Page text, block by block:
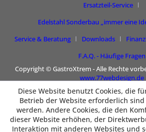
Ersatzteil-Service
Edelstahl Sonderbau „immer eine
Service & Beratung
Downloads
F.A.Q. - Häufige Fragen
Copyright © GastroXtrem - Alle Rechte
www.77webdesign.de
Diese Website benutzt Cookies, die
Betrieb der Website erforderlich
werden. Andere Cookies, die den
dieser Website erhöhen, der
Interaktion mit anderen Websites und